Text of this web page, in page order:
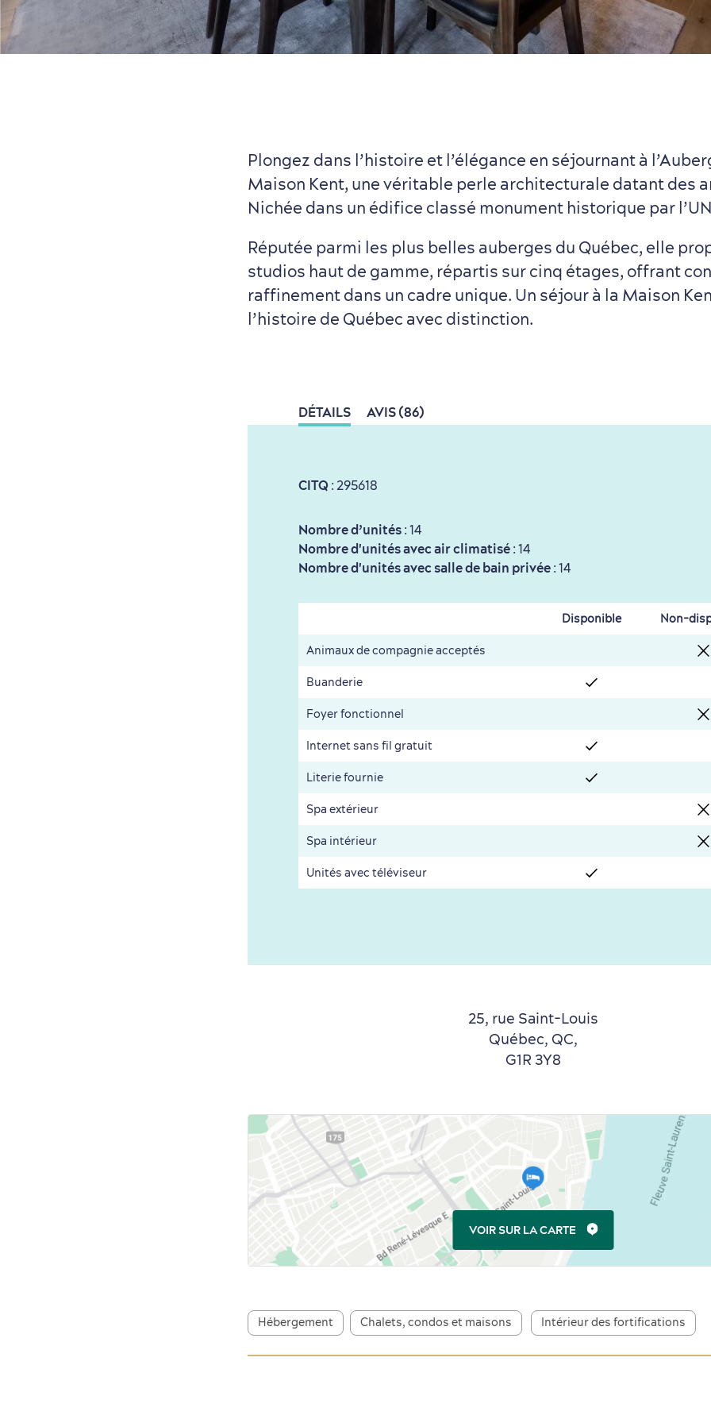
Plongez dans l’histoire et l’élégance en séjournant à
Maison Kent, une véritable perle architecturale datant des
Nichée dans un édifice classé monument historique par
Réputée parmi les plus belles auberges du Québec, elle
studios haut de gamme, répartis sur cinq étages, offrant
raffinement dans un cadre unique. Un séjour à la Maison
l’histoire de Québec avec distinction.
DÉTAILS AVIS (86)
CITQ : 295618
Nombre d’unités : 14
Nombre d'unités avec air climatisé : 14
Nombre d'unités avec salle de bain privée : 14
Disponible Non-
Animaux de compagnie acceptés
Buanderie
Foyer fonctionnel
Internet sans fil gratuit
Literie fournie
Spa extérieur
Spa intérieur
Unités avec téléviseur
25, rue Saint-Louis
Québec, QC,
G1R 3Y8
VOIR SUR LA CARTE
Hébergement Chalets, condos et maisons Intérieur des fortifications